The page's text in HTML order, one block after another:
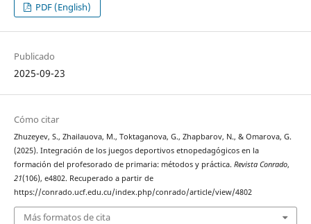
PDF (English)
Publicado
2025-09-23
Cómo citar
Zhuzeyev, S., Zhailauova, M., Toktaganova, G., Zhapbarov, N., & Omarova, G.
(2025). Integración de los juegos deportivos etnopedagógicos en la
formación del profesorado de primaria: métodos y práctica. Revista Conrado,
21(106), e4802. Recuperado a partir de
https://conrado.ucf.edu.cu/index.php/conrado/article/view/4802
Más formatos de cita